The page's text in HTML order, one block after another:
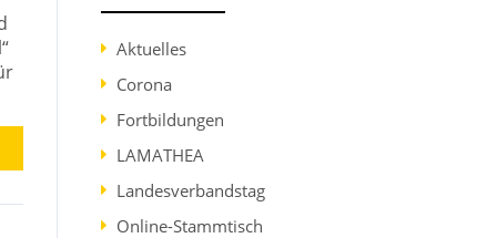
Aktuelles
Corona
Fortbildungen
LAMATHEA
Landesverbandstag
Online-Stammtisch